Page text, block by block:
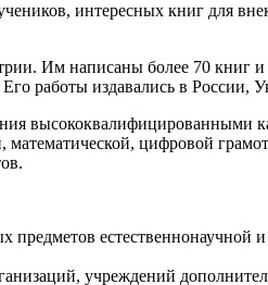
интересных книг для
Им написаны более 70 книг и
работы издавались в России,
высококвалифицированными
цифровой
естественнонаучной
учреждений